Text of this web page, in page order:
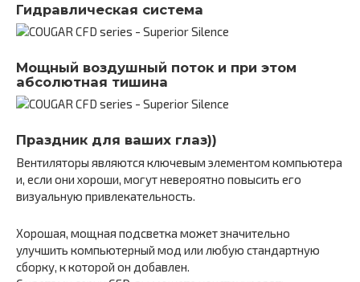
Гидравлическая система
Мощный воздушный поток и при этом
абсолютная тишина
Праздник для ваших глаз))
Вентиляторы являются ключевым элементом компьютера
и, если они хороши, могут невероятно повысить его
визуальную привлекательность.
Хорошая, мощная подсветка может значительно
улучшить компьютерный мод или любую стандартную
сборку, к которой он добавлен.